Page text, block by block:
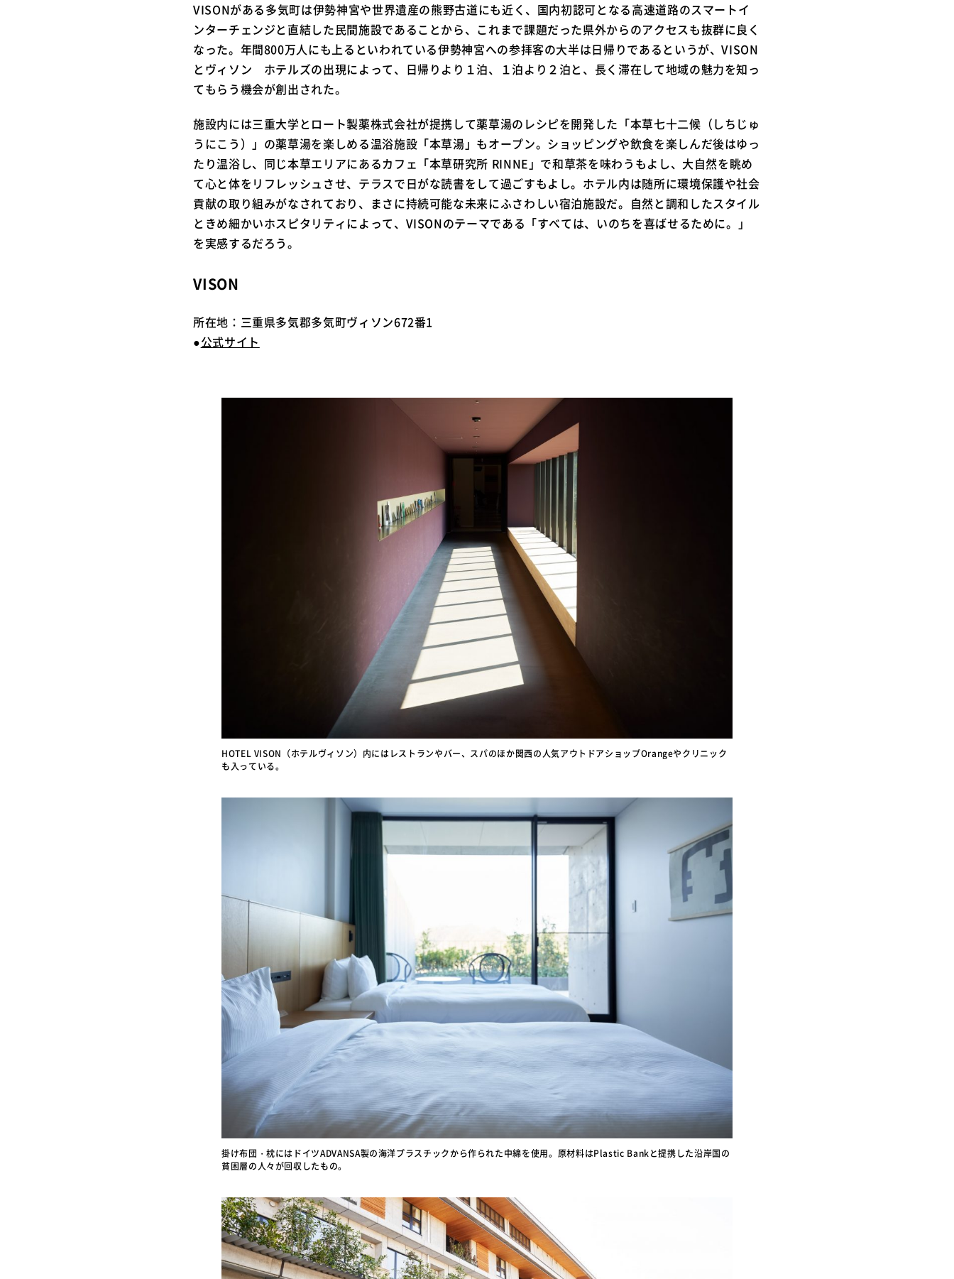
VISONがある多気町は伊勢神宮や世界遺産の熊野古道にも近く、国内初認可となる高速道路のスマートイ
ンターチェンジと直結した民間施設であることから、これまで課題だった県外からのアクセスも抜群に良く
なった。年間800万人にも上るといわれている伊勢神宮への参拝客の大半は日帰りであるというが、VISON
とヴィソン ホテルズの出現によって、日帰りより１泊、１泊より２泊と、長く滞在して地域の魅力を知っ
てもらう機会が創出された。
施設内には三重大学とロート製薬株式会社が提携して薬草湯のレシピを開発した「本草七十二候（しちじゅ
うにこう）」の薬草湯を楽しめる温浴施設「本草湯」もオープン。ショッピングや飲食を楽しんだ後はゆっ
たり温浴し、同じ本草エリアにあるカフェ「本草研究所 RINNE」で和草茶を味わうもよし、大自然を眺め
て心と体をリフレッシュさせ、テラスで日がな読書をして過ごすもよし。ホテル内は随所に環境保護や社会
貢献の取り組みがなされており、まさに持続可能な未来にふさわしい宿泊施設だ。自然と調和したスタイル
ときめ細かいホスピタリティによって、VISONのテーマである「すべては、いのちを喜ばせるために。」
を実感するだろう。
VISON
所在地：三重県多気郡多気町ヴィソン672番1
●公式サイト
HOTEL VISON（ホテルヴィソン）内にはレストランやバー、スパのほか関西の人気アウトドアショップOrangeやクリニック
も入っている。
掛け布団・枕にはドイツADVANSA製の海洋プラスチックから作られた中綿を使用。原材料はPlastic Bankと提携した沿岸国の
貧困層の人々が回収したもの。